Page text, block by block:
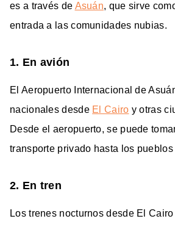
es a través de Asuán, que sirve
entrada a las comunidades nubias.
1. En avión
El Aeropuerto Internacional de
nacionales desde El Cairo y otras
Desde el aeropuerto, se puede
transporte privado hasta los pueblos
2. En tren
Los trenes nocturnos desde El